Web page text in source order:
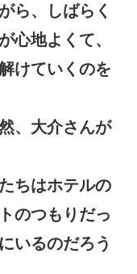
ら、しばらく
心地よくて、
けていくのを
、大介さんが
ちはホテルの
のつもりだっ
いるのだろう